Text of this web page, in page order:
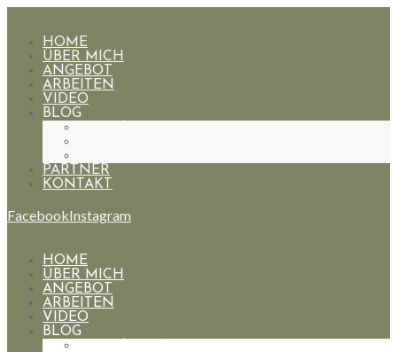
HOME
ÜBER MICH
ANGEBOT
ARBEITEN
VIDEO
BLOG
PARTNER
KONTAKT
FacebookInstagram
HOME
ÜBER MICH
ANGEBOT
ARBEITEN
VIDEO
BLOG